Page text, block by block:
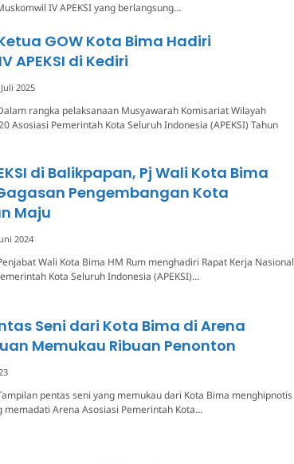
IV APEKSI yang berlangsung…
GOW Kota Bima Hadiri
APEKSI di Kediri
2025
rangka pelaksanaan Musyawarah Komisariat Wilayah
Asosiasi Pemerintah Kota Seluruh Indonesia (APEKSI) Tahun
di Balikpapan, Pj Wali Kota Bima
Pengembangan Kota
Maju
2024
Wali Kota Bima HM Rum menghadiri Rapat Kerja Nasional
Kota Seluruh Indonesia (APEKSI)…
Seni dari Kota Bima di Arena
Memukau Ribuan Penonton
pentas seni yang memukau dari Kota Bima menghipnotis
memadati Arena Asosiasi Pemerintah Kota…